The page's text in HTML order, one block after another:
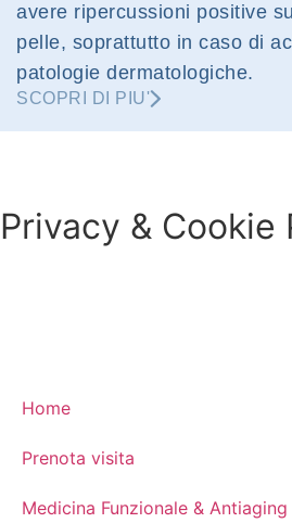
avere ripercussioni positive
pelle, soprattutto in caso di
patologie dermatologiche.
SCOPRI DI PIU'
Privacy & Cookie
Home
Prenota visita
Medicina Funzionale & Antiaging